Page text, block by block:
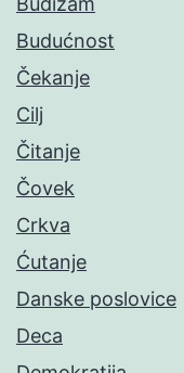
Budućnost
Čekanje
Cilj
Čitanje
Čovek
Crkva
Ćutanje
Danske poslovice
Deca